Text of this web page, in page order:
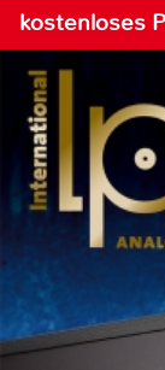
kostenloses